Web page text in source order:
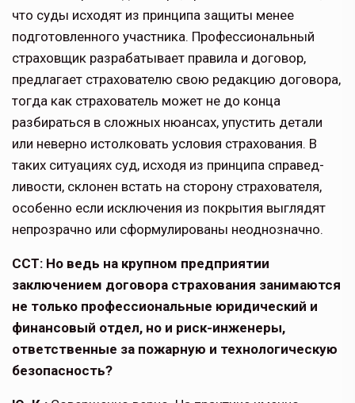
что суды исходят из принципа защиты менее
подготовленного участника. Профессиональный
страховщик разрабатывает правила и договор,
предлагает страхователю свою редакцию договора,
тогда как страхователь может не до конца
разбираться в слож­ных нюансах, упустить детали
или неверно истолковать условия страхования. В
таких ситуациях суд, исходя из принципа справед­
ливости, склонен встать на сторону страхователя,
особенно если ис­ключения из покрытия выглядят
непрозрачно или сформулированы неоднозначно.
ССТ: Но ведь на крупном предприятии
заключением договора страхования занимаются
не только профессиональ­ные юридический и
финансовый отдел, но и риск-инженеры,
ответственные за пожарную и технологическую
безо­пасность?